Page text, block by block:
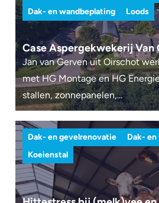
Dak- en wandbeplating
Loods
Case Aspergekwekerij Van
Jan van Gerven uit Oirschot
met HG Montage en HG
stallen, zonnepanelen,...
Dak- en gevelrenovatie
Dak-
Koeienstal